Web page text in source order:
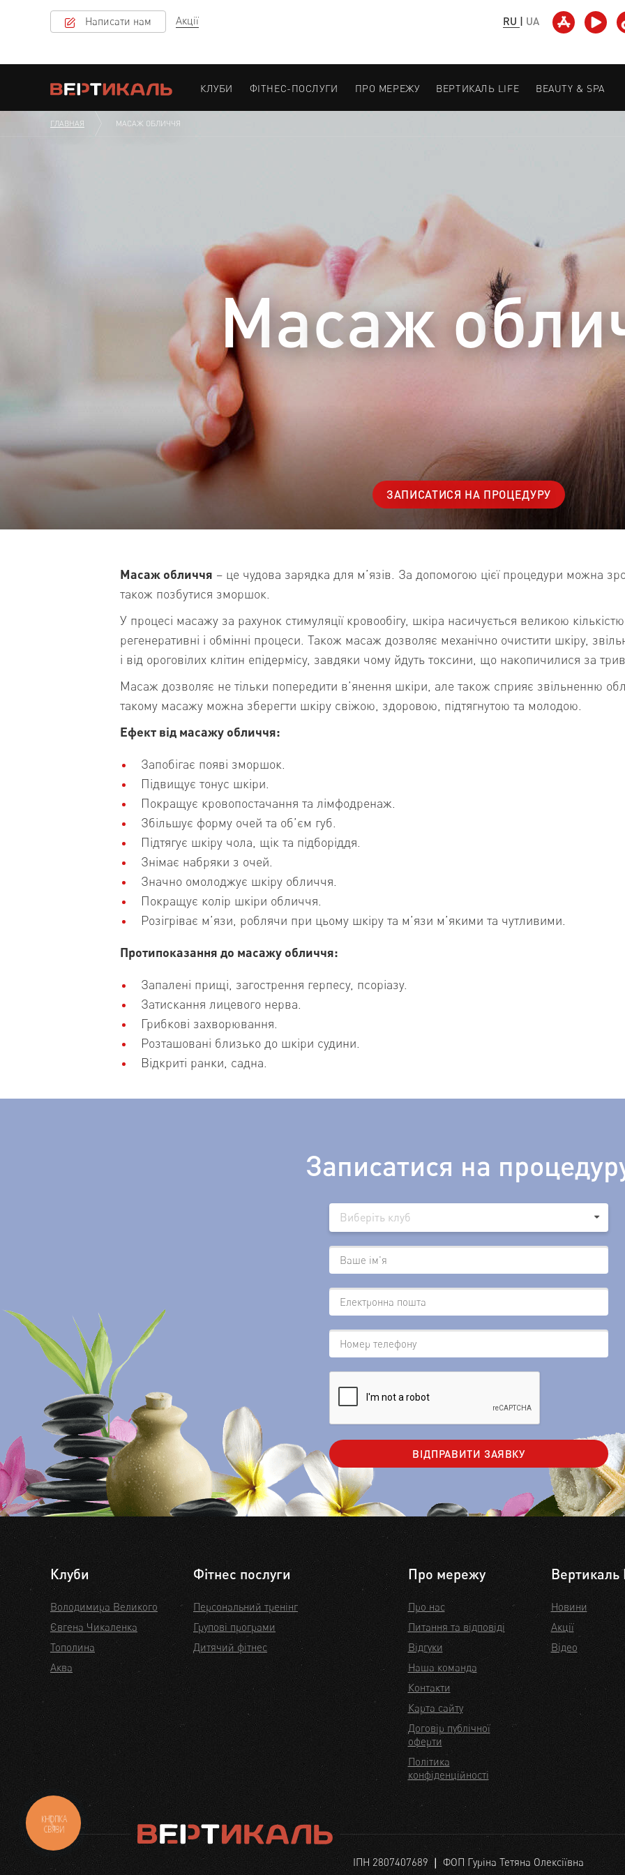
Написати нам Акції RU | UA
КЛУБИ ФІТНЕС-ПОСЛУГИ ПРО МЕРЕЖУ ВЕРТИКАЛЬ LIFE BEAUTY & SPA
ГЛАВНАЯ МАСАЖ ОБЛИЧЧЯ
ЗАПИСАТИСЯ НА ПРОЦЕДУРУ
Масаж обличчя – це чудова зарядка для м’язів. За допомогою цієї процедури можна
також позбутися зморшок.
У процесі масажу за рахунок стимуляції кровообігу, шкіра насичується великою
регенеративні і обмінні процеси. Також масаж дозволяє механічно очистити шкіру,
і від ороговілих клітин епідермісу, завдяки чому йдуть токсини, що накопичилися за
Масаж дозволяє не тільки попередити в’янення шкіри, але також сприяє звільненню
такому масажу можна зберегти шкіру свіжою, здоровою, підтягнутою та молодою.
Ефект від масажу обличчя:
Запобігає появі зморшок.
Підвищує тонус шкіри.
Покращує кровопостачання та лімфодренаж.
Збільшує форму очей та об’єм губ.
Підтягує шкіру чола, щік та підборіддя.
Знімає набряки з очей.
Значно омолоджує шкіру обличчя.
Покращує колір шкіри обличчя.
Розігріває м’язи, роблячи при цьому шкіру та м’язи м’якими та чутливими.
Протипоказання до масажу обличчя:
Запалені прищі, загострення герпесу, псоріазу.
Затискання лицевого нерва.
Грибкові захворювання.
Розташовані близько до шкіри судини.
Відкриті ранки, садна.
Записатися на
Виберіть клуб
ВІДПРАВИТИ ЗАЯВКУ
Клуби
Володимира Великого
Євгена Чикаленка
Тополина
Аква
Фітнес послуги
Персональний тренінг
Групові програми
Дитячий фітнес
Про мережу
Про нас
Питання та відповіді
Відгуки
Наша команда
Контакти
Карта сайту
Договір публічної
оферти
Політика
конфіденційності
Вертикаль
Новини
Акції
Відео
ІПН 2807407689 ❘ ФОП Гуріна Тетяна Олексіївна
КНОПКА
СВЯЗИ